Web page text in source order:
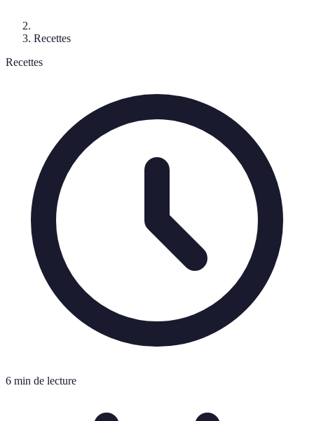
Recettes
Recettes
6 min de lecture